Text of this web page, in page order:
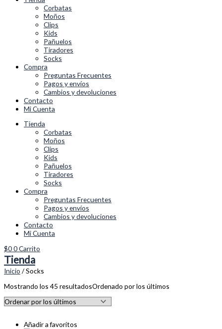
Corbatas
Moños
Clips
Kids
Pañuelos
Tiradores
Socks
Compra
Preguntas Frecuentes
Pagos y envíos
Cambios y devoluciones
Contacto
Mi Cuenta
Tienda
Corbatas
Moños
Clips
Kids
Pañuelos
Tiradores
Socks
Compra
Preguntas Frecuentes
Pagos y envíos
Cambios y devoluciones
Contacto
Mi Cuenta
$00Carrito
Tienda
Inicio / Socks
Mostrando los 45 resultadosOrdenado por los últimos
Añadir a favoritos